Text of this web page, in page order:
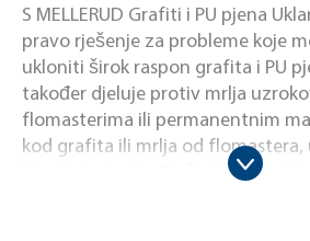
S MELLERUD Grafiti i PU pjena
pravo rješenje za probleme koje
ukloniti širok raspon grafita i PU
također djeluje protiv mrlja
flomasterima ili permanentnim
kod grafita ili mrlja od flomastera,
krivnja korisnika. To čini još